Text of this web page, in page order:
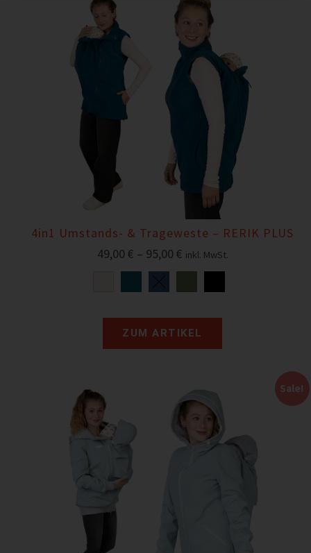
4in1 Umstands- & Trageweste – RERIK PLUS
49,00 € – 95,00 € inkl. MwSt.
ZUM ARTIKEL
Sale!